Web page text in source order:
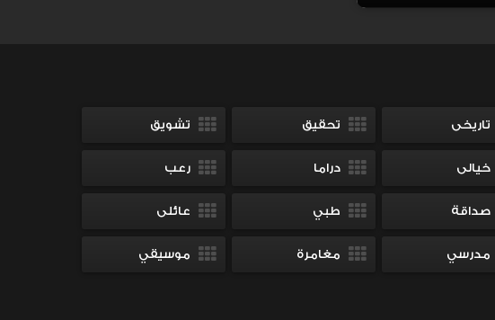
تاريخى تحقيق تشويق
خيالى دراما رعب
صداقة طبي عائلى
مدرسي مغامرة موسيقي